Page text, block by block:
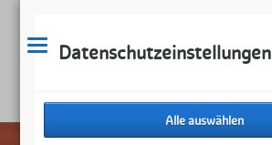
Datenschutzeinstellungen